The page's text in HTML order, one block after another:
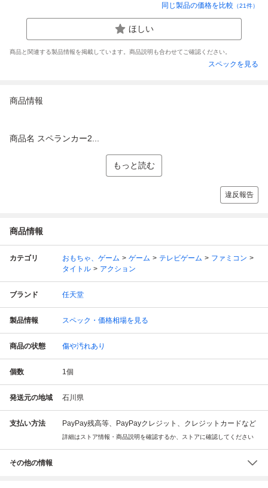
同じ製品の価格を比較 （21件）
ほしい
商品と関連する製品情報を掲載しています。商品説明も合わせてご確認ください。
スペックを見る
商品情報
商品名 スペランカー2...
もっと読む
違反報告
商品情報
カテゴリ おもちゃ、ゲーム ゲーム テレビゲーム
ファミコン
タイトル
アクション
ブランド 任天堂
製品情報 スペック・価格相場を見る
商品の状態 傷や汚れあり
個数 1個
発送元の地域 石川県
支払い方法 PayPay残高等、PayPayクレジット、クレジットカードなど
詳細はストア情報・商品説明を確認するか、ストアに確認してください
その他の情報